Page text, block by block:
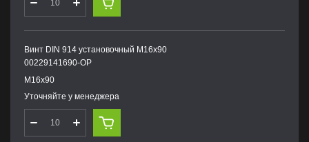
Винт DIN 914 установочный М16х90
00229141690-OP
М16х90
Уточняйте у менеджера